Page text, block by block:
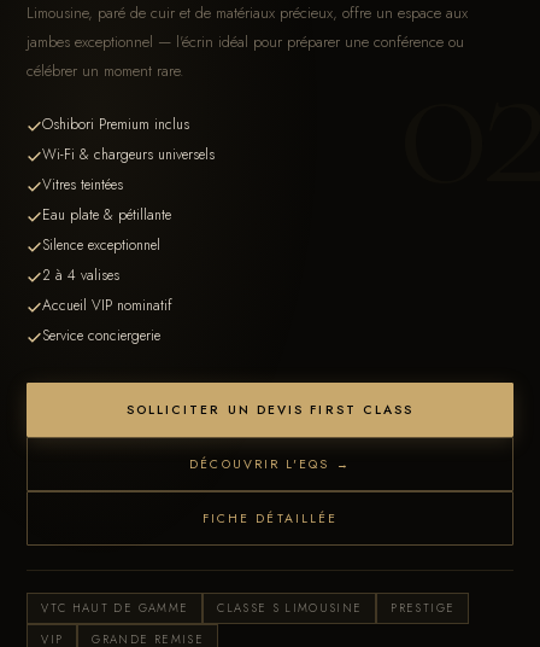
Limousine, paré de cuir et de matériaux précieux, offre un espace aux
jambes exceptionnel — l'écrin idéal pour préparer une conférence ou
célébrer un moment rare.
Oshibori Premium inclus
Wi-Fi & chargeurs universels
Vitres teintées
Eau plate & pétillante
Silence exceptionnel
2 à 4 valises
Accueil VIP nominatif
Service conciergerie
SOLLICITER UN DEVIS FIRST CLASS
DÉCOUVRIR L'EQS →
FICHE DÉTAILLÉE
VTC HAUT DE GAMME CLASSE S LIMOUSINE
PRESTIGE
VIP
GRANDE REMISE